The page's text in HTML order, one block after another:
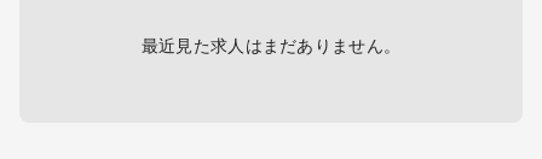
最近見た求人はまだありません。